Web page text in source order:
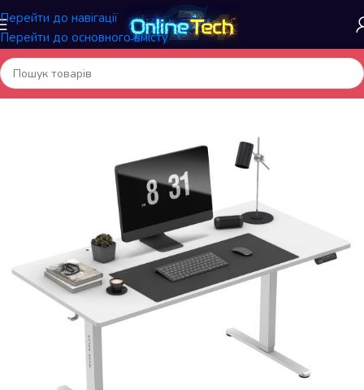
Перейти до навігації
Перейти до основного вмісту
Головна/Меблі та інтер'єр/Комп'ютерні столи